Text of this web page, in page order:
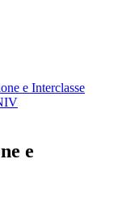
e Interclasse
e